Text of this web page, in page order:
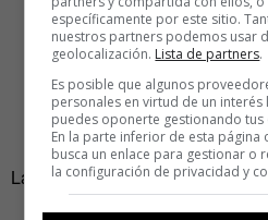
señala el
Los nuevos
La frustración a la que se
específicamente por este sitio.
nuestros partners podemos usar
geolocalización. Lista de partners.
Es posible que algunos
personales en virtud de un
puedes oponerte gestionando
En la parte inferior de esta página
busca un enlace para gestionar o
la configuración de privacidad y